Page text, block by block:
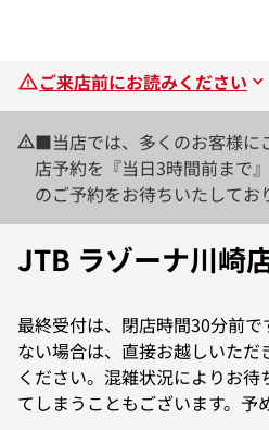
ご来店前にお読みください
■当店では、多くのお客様に
店予約を『当日3時間前まで
のご予約をお待ちいたしてお
JTB ラゾーナ川崎
最終受付は、閉店時間30分前
ない場合は、直接お越しいただ
ください。混雑状況によりお
てしまうこともございます。予